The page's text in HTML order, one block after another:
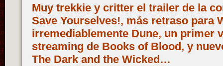
Muy trekkie y critter el trailer de la
Save Yourselves!, más retraso para
irremediablemente Dune, un primer
streaming de Books of Blood, y
The Dark and the Wicked…